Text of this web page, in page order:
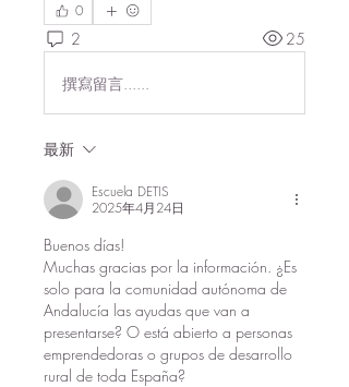
0
2 25
撰寫留言......
最新
Escuela DETIS
2025年4月24日
Buenos días!
Muchas gracias por la información. ¿Es
solo para la comunidad autónoma de
Andalucía las ayudas que van a
presentarse? O está abierto a personas
emprendedoras o grupos de desarrollo
rural de toda España?